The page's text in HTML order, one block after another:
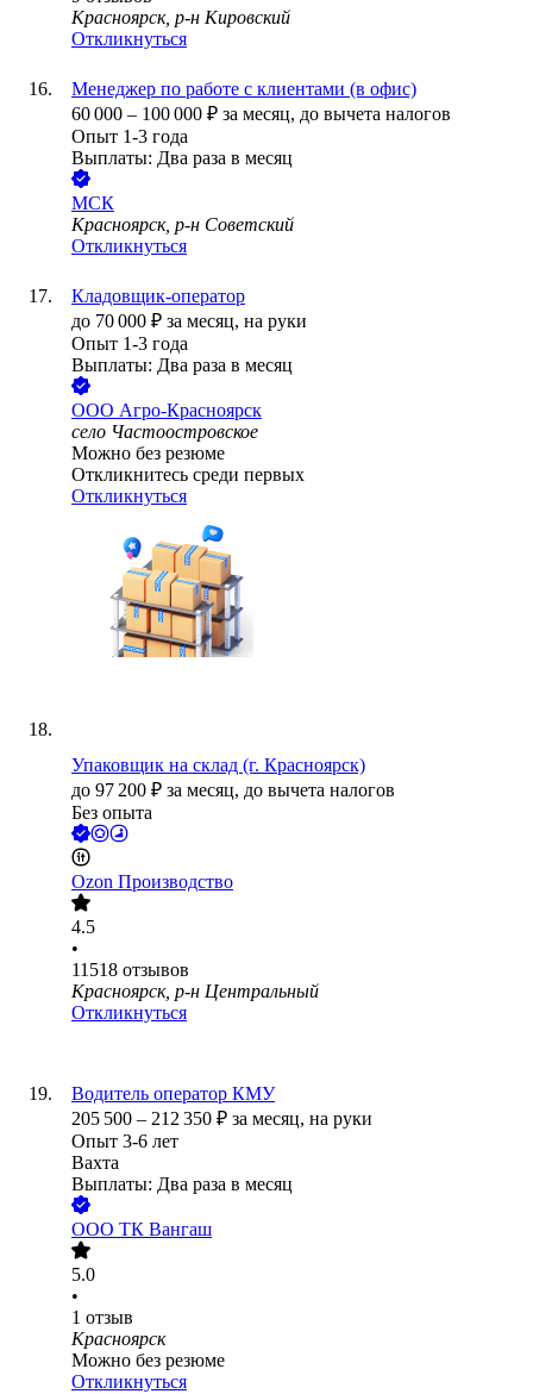
Красноярск, р-н Кировский
Откликнуться
Менеджер по работе с клиентами (в офис)
60 000 – 100 000 ₽ за месяц, до вычета налогов
Опыт 1-3 года
Выплаты: Два раза в месяц
МСК
Красноярск, р-н Советский
Откликнуться
Кладовщик-оператор
до 70 000 ₽ за месяц, на руки
Опыт 1-3 года
Выплаты: Два раза в месяц
ООО Агро-Красноярск
село Частоостровское
Можно без резюме
Откликнитесь среди первых
Откликнуться
Упаковщик на склад (г. Красноярск)
до 97 200 ₽ за месяц, до вычета налогов
Без опыта
Ozon Производство
4.5
•
11518 отзывов
Красноярск, р-н Центральный
Откликнуться
Водитель оператор КМУ
205 500 – 212 350 ₽ за месяц, на руки
Опыт 3-6 лет
Вахта
Выплаты: Два раза в месяц
ООО ТК Вангаш
5.0
•
1 отзыв
Красноярск
Можно без резюме
Откликнуться